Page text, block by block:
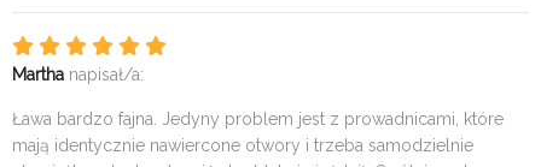
Martha napisał/a:
Ława bardzo fajna. Jedyny problem jest z prowadnicami, które
mają identycznie nawiercone otwory i trzeba samodzielnie